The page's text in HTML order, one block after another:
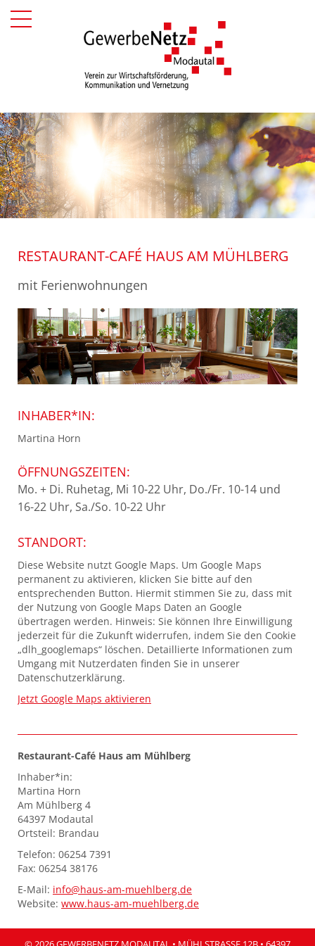
RESTAURANT-CAFÉ HAUS AM MÜHLBERG
mit Ferienwohnungen
INHABER*IN:
Martina Horn
ÖFFNUNGSZEITEN:
Mo. + Di. Ruhetag, Mi 10-22 Uhr, Do./Fr. 10-14 und
16-22 Uhr, Sa./So. 10-22 Uhr
STANDORT:
Diese Website nutzt Google Maps. Um Google Maps
permanent zu aktivieren, klicken Sie bitte auf den
entsprechenden Button. Hiermit stimmen Sie zu, dass mit
der Nutzung von Google Maps Daten an Google
übertragen werden. Hinweis: Sie können Ihre Einwilligung
jederzeit für die Zukunft widerrufen, indem Sie den Cookie
„dlh_googlemaps“ löschen. Detaillierte Informationen zum
Umgang mit Nutzerdaten finden Sie in unserer
Datenschutzerklärung.
Jetzt Google Maps aktivieren
Restaurant-Café Haus am Mühlberg
Inhaber*in:
Martina Horn
Am Mühlberg 4
64397 Modautal
Ortsteil: Brandau
Telefon: 06254 7391
Fax: 06254 38176
E-Mail: info@haus-am-muehlberg.de
Website: www.haus-am-muehlberg.de